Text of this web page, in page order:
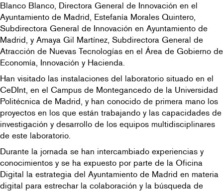
Blanco Blanco, Directora General de Innovación en el
Ayuntamiento de Madrid, Estefanía Morales Quintero,
Subdirectora General de Innovación en Ayuntamiento de
Madrid, y Amaya Gil Martínez, Subdirectora General de
Atracción de Nuevas Tecnologías en el Área de Gobierno de
Economía, Innovación y Hacienda.
Han visitado las instalaciones del laboratorio situado en el
CeDInt, en el Campus de Montegancedo de la Universidad
Politécnica de Madrid, y han conocido de primera mano los
proyectos en los que están trabajando y las capacidades de
investigación y desarrollo de los equipos multidisciplinares
de este laboratorio.
Durante la jornada se han intercambiado experiencias y
conocimientos y se ha expuesto por parte de la Oficina
Digital la estrategia del Ayuntamiento de Madrid en materia
digital para estrechar la colaboración y la búsqueda de